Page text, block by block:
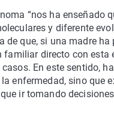
“nos ha
y diferente
de que, si una madre
familiar directo con
casos. En este sentido,
enfermedad, sino que
ir tomando